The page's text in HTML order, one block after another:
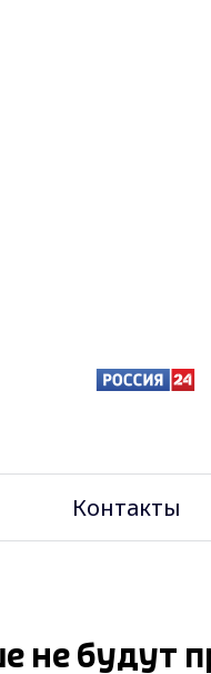
Контакты
не будут